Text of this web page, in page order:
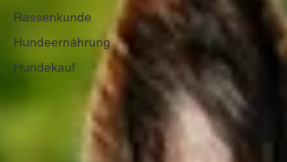
Rassenkunde
Hundeernährung
Hundekauf